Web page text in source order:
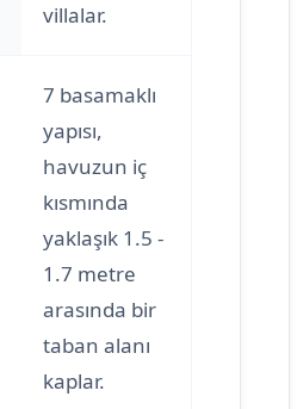
villalar.
7 basamaklı
yapısı,
havuzun iç
kısmında
yaklaşık 1.5 -
1.7 metre
arasında bir
taban alanı
kaplar.